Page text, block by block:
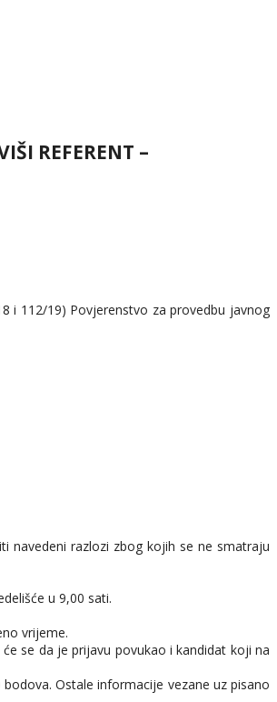
REFERENT –
i 112/19) Povjerenstvo za provedbu javnog
navedeni razlozi zbog kojih se ne smatraju
u 9,00 sati.
vrijeme.
se da je prijavu povukao i kandidat koji na
Ostale informacije vezane uz pisano